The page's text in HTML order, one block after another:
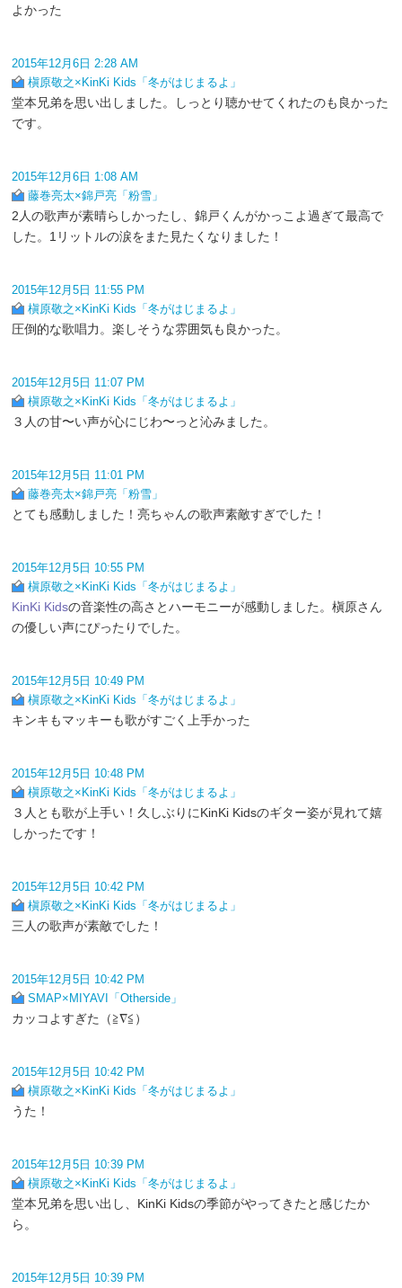
よかった
2015年12月6日 2:28 AM
槇原敬之×KinKi Kids「冬がはじまるよ」
堂本兄弟を思い出しました。しっとり聴かせてくれたのも良かった
です。
2015年12月6日 1:08 AM
藤巻亮太×錦戸亮「粉雪」
2人の歌声が素晴らしかったし、錦戸くんがかっこよ過ぎて最高で
した。1リットルの涙をまた見たくなりました！
2015年12月5日 11:55 PM
槇原敬之×KinKi Kids「冬がはじまるよ」
圧倒的な歌唱力。楽しそうな雰囲気も良かった。
2015年12月5日 11:07 PM
槇原敬之×KinKi Kids「冬がはじまるよ」
３人の甘〜い声が心にじわ〜っと沁みました。
2015年12月5日 11:01 PM
藤巻亮太×錦戸亮「粉雪」
とても感動しました！亮ちゃんの歌声素敵すぎでした！
2015年12月5日 10:55 PM
槇原敬之×KinKi Kids「冬がはじまるよ」
KinKi Kidsの音楽性の高さとハーモニーが感動しました。槇原さん
の優しい声にぴったりでした。
2015年12月5日 10:49 PM
槇原敬之×KinKi Kids「冬がはじまるよ」
キンキもマッキーも歌がすごく上手かった
2015年12月5日 10:48 PM
槇原敬之×KinKi Kids「冬がはじまるよ」
３人とも歌が上手い！久しぶりにKinKi Kidsのギター姿が見れて嬉
しかったです！
2015年12月5日 10:42 PM
槇原敬之×KinKi Kids「冬がはじまるよ」
三人の歌声が素敵でした！
2015年12月5日 10:42 PM
SMAP×MIYAVI「Otherside」
カッコよすぎた（≧∇≦）
2015年12月5日 10:42 PM
槇原敬之×KinKi Kids「冬がはじまるよ」
うた！
2015年12月5日 10:39 PM
槇原敬之×KinKi Kids「冬がはじまるよ」
堂本兄弟を思い出し、KinKi Kidsの季節がやってきたと感じたか
ら。
2015年12月5日 10:39 PM